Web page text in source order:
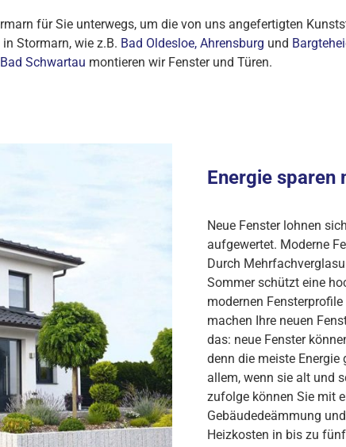
für Sie unterwegs, um die von uns angefertigten
Stormarn, wie z.B. Bad Oldesloe, Ahrensburg und
Bad Schwartau montieren wir Fenster und Türen.
Energie sparen
Neue Fenster lohnen
aufgewertet. Moderne
Durch
Sommer schützt eine
modernen
machen Ihre neuen
das: neue Fenster
denn die meiste Energie
allem, wenn sie alt und
zufolge können Sie mit
Gebäudedeämmung
Heizkosten in bis zu